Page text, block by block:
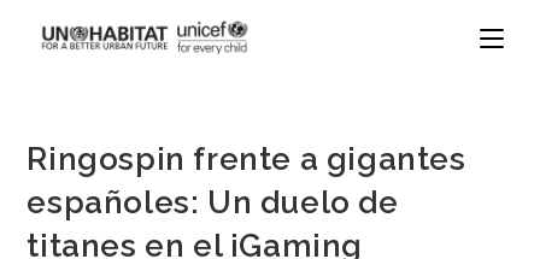
Ringospin frente a gigantes
españoles: Un duelo de
titanes en el iGaming